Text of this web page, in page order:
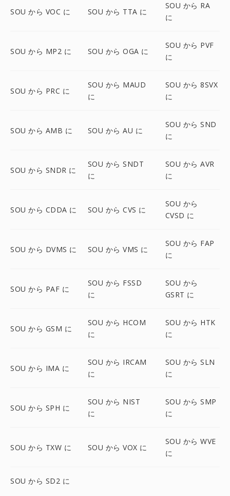
SOU から VOC に SOU から TTA に
SOU から RA
に
SOU から MP2 に SOU から OGA に
SOU から PVF
に
SOU から PRC に
SOU から MAUD
に
SOU から 8SVX
に
SOU から AMB に SOU から AU に
SOU から SND
に
SOU から SNDR に
SOU から SNDT
に
SOU から AVR
に
SOU から CDDA に SOU から CVS に
SOU から
CVSD に
SOU から DVMS に SOU から VMS に
SOU から FAP
に
SOU から PAF に
SOU から FSSD
に
SOU から
GSRT に
SOU から GSM に
SOU から HCOM
に
SOU から HTK
に
SOU から IMA に
SOU から IRCAM
に
SOU から SLN
に
SOU から SPH に
SOU から NIST
に
SOU から SMP
に
SOU から TXW に SOU から VOX に
SOU から WVE
に
SOU から SD2 に